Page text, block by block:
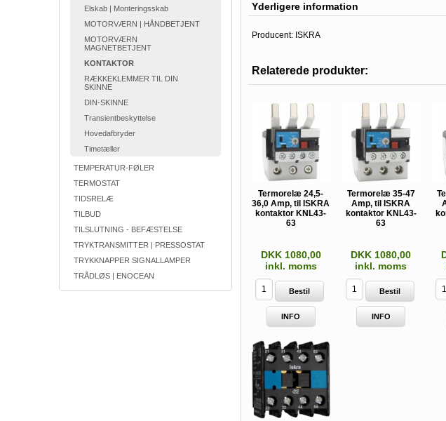
Elskab | Monteringsskab
MOTORVÆRN | HÅNDBETJENT
MOTORVÆRN
MAGNETBETJENT
KONTAKTOR
RÆKKEKLEMMER TIL DIN
SKINNE
DIN-SKINNE
Transientbeskyttelse
Hovedafbryder
Timetæller
TEMPERATUR-FØLER
TERMOSTAT
TIDSRELÆ
TILBUD
TILSLUTNING - BEFÆSTELSE
TRYKTRANSMITTER | PRESSOSTAT
TRYKKNAPPER SIGNALLAMPER
TRÅDLØS | ENOCEAN
Yderligere information
Producent: ISKRA
Relaterede produkter:
Termorelæ 24,5-
36,0 Amp, til ISKRA
kontaktor KNL43-
63
DKK 1080,00
inkl. moms
Bestil
INFO
Termorelæ 35-47
Amp, til ISKRA
kontaktor KNL43-
63
DKK 1080,00
inkl. moms
Bestil
INFO